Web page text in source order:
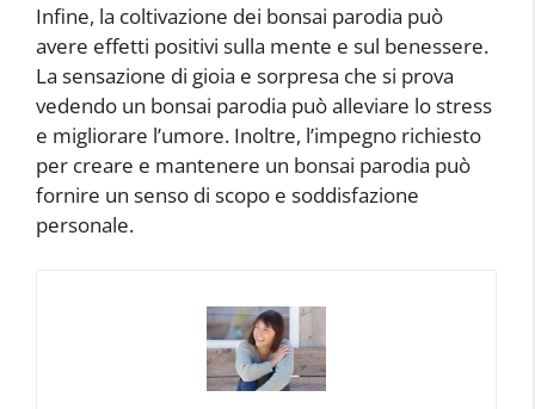
Infine, la coltivazione dei bonsai parodia può
avere effetti positivi sulla mente e sul benessere.
La sensazione di gioia e sorpresa che si prova
vedendo un bonsai parodia può alleviare lo stress
e migliorare l’umore. Inoltre, l’impegno richiesto
per creare e mantenere un bonsai parodia può
fornire un senso di scopo e soddisfazione
personale.